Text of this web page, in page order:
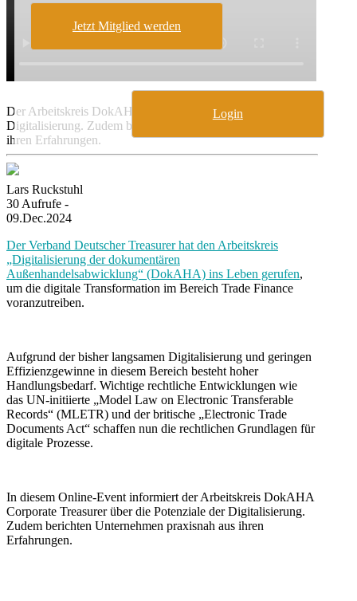
Jetzt Mitglied werden
Login
Der Arbeitskreis DokAHA informiert über die Potenziale der
Digitalisierung. Zudem berichten Unternehmen praxisnah aus
ihren Erfahrungen.
Lars Ruckstuhl
30 Aufrufe -
09.Dec.2024
Der Verband Deutscher Treasurer hat den Arbeitskreis
„Digitalisierung der dokumentären
Außenhandelsabwicklung“ (DokAHA) ins Leben gerufen,
um die digitale Transformation im Bereich Trade Finance
voranzutreiben.
Aufgrund der bisher langsamen Digitalisierung und geringen
Effizienzgewinne in diesem Bereich besteht hoher
Handlungsbedarf. Wichtige rechtliche Entwicklungen wie
das UN-initiierte „Model Law on Electronic Transferable
Records“ (MLETR) und der britische „Electronic Trade
Documents Act“ schaffen nun die rechtlichen Grundlagen für
digitale Prozesse.
In diesem Online-Event informiert der Arbeitskreis DokAHA
Corporate Treasurer über die Potenziale der Digitalisierung.
Zudem berichten Unternehmen praxisnah aus ihren
Erfahrungen.